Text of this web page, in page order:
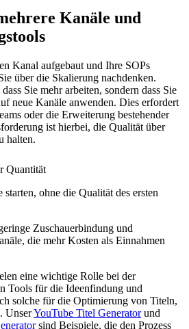
Kanäle und
Kanal aufgebaut und Ihre SOPs
über die Skalierung nachdenken.
Sie mehr arbeiten, sondern dass Sie
neue Kanäle anwenden. Dies erfordert
oder die Erweiterung bestehender
ist hierbei, die Qualität über
halten.
Quantität
ohne die Qualität des ersten
Zuschauerbindung und
die mehr Kosten als Einnahmen
eine wichtige Rolle bei der
Tools für die Ideenfindung und
solche für die Optimierung von Titeln,
UnserYouTube Titel Generatorund
sind Beispiele, die den Prozess